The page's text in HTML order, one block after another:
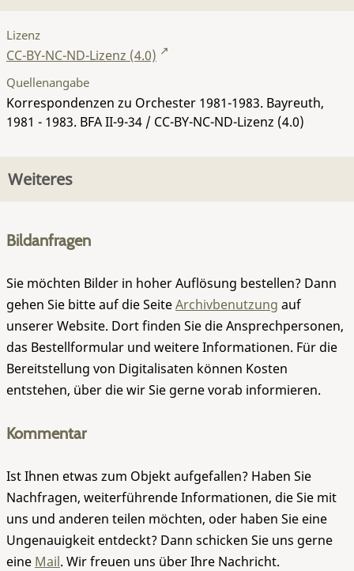
Lizenz
CC-BY-NC-ND-Lizenz (4.0)
Quellenangabe
Korrespondenzen zu Orchester 1981-1983. Bayreuth,
1981 - 1983. BFA II-9-34 / CC-BY-NC-ND-Lizenz (4.0)
Weiteres
Bildanfragen
Sie möchten Bilder in hoher Auflösung bestellen? Dann
gehen Sie bitte auf die SeiteArchivbenutzung auf
unserer Website. Dort finden Sie die Ansprechpersonen,
das Bestellformular und weitere Informationen. Für die
Bereitstellung von Digitalisaten können Kosten
entstehen, über die wir Sie gerne vorab informieren.
Kommentar
Ist Ihnen etwas zum Objekt aufgefallen? Haben Sie
Nachfragen, weiterführende Informationen, die Sie mit
uns und anderen teilen möchten, oder haben Sie eine
Ungenauigkeit entdeckt? Dann schicken Sie uns gerne
eine Mail. Wir freuen uns über Ihre Nachricht.